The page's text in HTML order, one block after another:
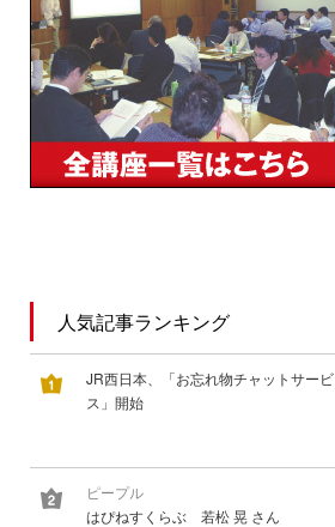
人気記事ランキング
JR西日本、「お忘れ物チャットサービ
ス」開始
ピープル
はぴねすくらぶ 若松 晃 さん